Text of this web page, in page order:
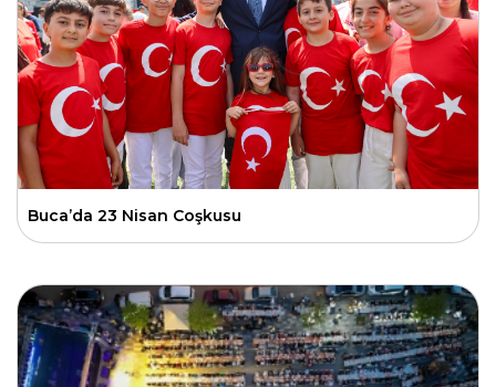
Buca’da 23 Nisan Coşkusu